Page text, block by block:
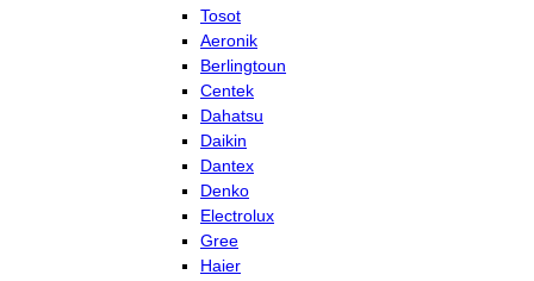
Tosot
Aeronik
Berlingtoun
Centek
Dahatsu
Daikin
Dantex
Denko
Electrolux
Gree
Haier